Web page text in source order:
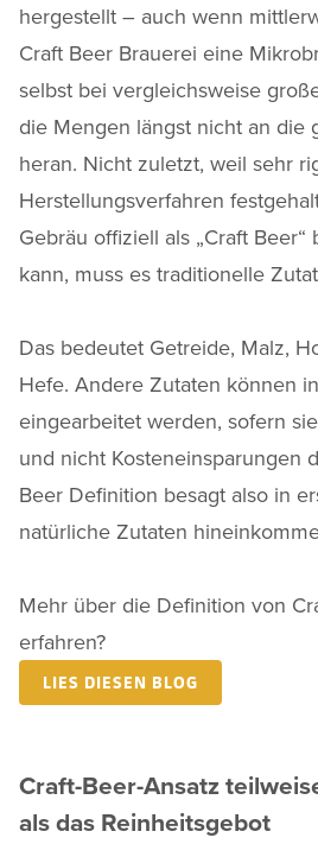
hergestellt – auch wenn
Craft Beer Brauerei eine
selbst bei vergleichsweise
die Mengen längst nicht an die
heran. Nicht zuletzt, weil sehr
Herstellungsverfahren
Gebräu offiziell als „Craft
kann, muss es traditionelle
Das bedeutet Getreide, Malz,
Hefe. Andere Zutaten können
eingearbeitet werden, sofern
und nicht Kosteneinsparungen
Beer Definition besagt also in
natürliche Zutaten
Mehr über die Definition von
erfahren?
LIES DIESEN BLOG
Craft-Beer-Ansatz
als das Reinheitsgebot